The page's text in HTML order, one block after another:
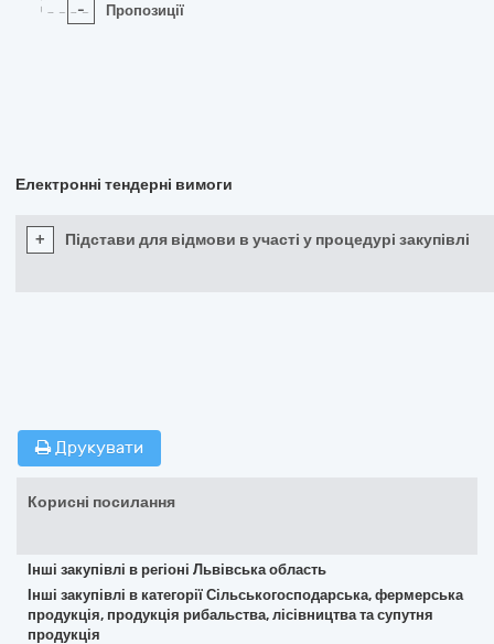
- Пропозиції
Електронні тендерні вимоги
+ Підстави для відмови в участі у процедурі закупівлі
Друкувати
Корисні посилання
Інші закупівлі в регіоні Львівська область
Інші закупівлі в категорії Сільськогосподарська, фермерська
продукція, продукція рибальства, лісівництва та супутня
продукція